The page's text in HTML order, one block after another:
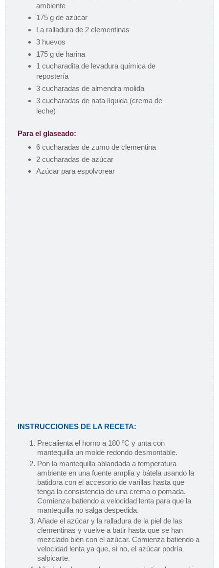
ambiente
175 g de azúcar
La ralladura de 2 clementinas
3 huevos
175 g de harina
1 cucharadita de levadura química de
repostería
3 cucharadas de almendra molida
3 cucharadas de nata líquida (crema de
leche)
Para el glaseado:
6 cucharadas de zumo de clementina
2 cucharadas de azúcar
Azúcar para espolvorear
INSTRUCCIONES DE LA RECETA:
Precalienta el horno a 180 ºC y unta con
mantequilla un molde redondo desmontable.
Pon la mantequilla ablandada a temperatura
ambiente en una fuente amplia y bátela usando la
batidora con el accesorio de varillas hasta que
tenga la consistencia de una crema o pomada.
Comienza batiendo a velocidad lenta para que la
mantequilla no salga despedida.
Añade el azúcar y la ralladura de la piel de las
clementinas y vuelve a batir hasta que se han
mezclado bien con el azúcar. Comienza batiendo a
velocidad lenta ya que, si no, el azúcar podría
salpicarte.